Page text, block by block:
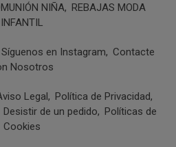
NIÑA REBAJAS MODA
INFANTIL
Síguenos en Instagram
Contacte
Nosotros
Legal
Política de Privacidad
Desistir de un pedido
Políticas de
Cookies